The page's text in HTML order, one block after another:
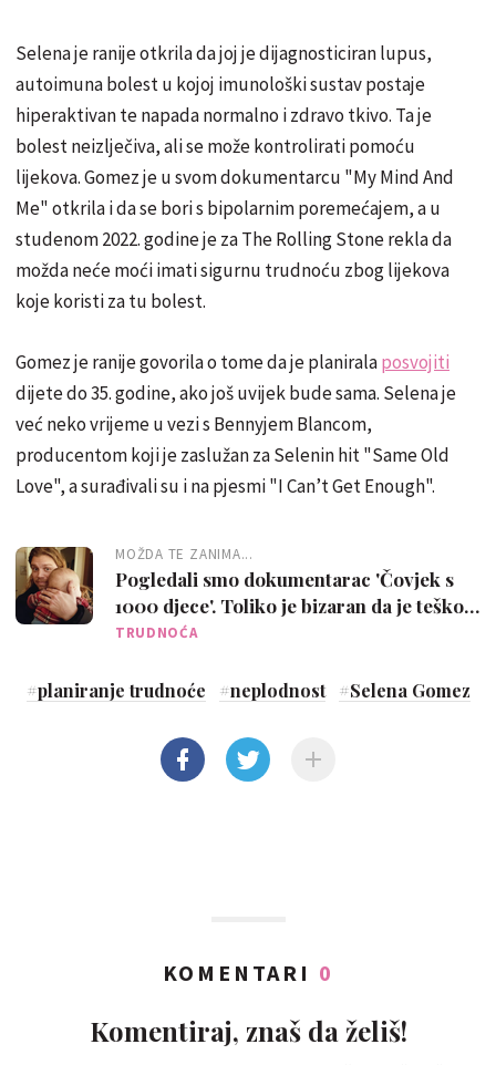
Selena je ranije otkrila da joj je dijagnosticiran lupus,
autoimuna bolest u kojoj imunološki sustav postaje
hiperaktivan te napada normalno i zdravo tkivo. Ta je
bolest neizlječiva, ali se može kontrolirati pomoću
lijekova. Gomez je u svom dokumentarcu "My Mind And
Me" otkrila i da se bori s bipolarnim poremećajem, a u
studenom 2022. godine je za The Rolling Stone rekla da
možda neće moći imati sigurnu trudnoću zbog lijekova
koje koristi za tu bolest.
Gomez je ranije govorila o tome da je planiralaposvojiti
dijete do 35. godine, ako još uvijek bude sama. Selena je
već neko vrijeme u vezi s Bennyjem Blancom,
producentom koji je zaslužan za Selenin hit "Same Old
Love", a surađivali su i na pjesmi "I Can’t Get Enough".
MOŽDA TE ZANIMA...
Pogledali smo dokumentarac 'Čovjek s
1000 djece'. Toliko je bizaran da je teško
shvatiti da to nije neki pomaknuti SF film
TRUDNOĆA
#planiranje trudnoće #neplodnost #Selena Gomez
KOMENTARI 0
Komentiraj, znaš da želiš!